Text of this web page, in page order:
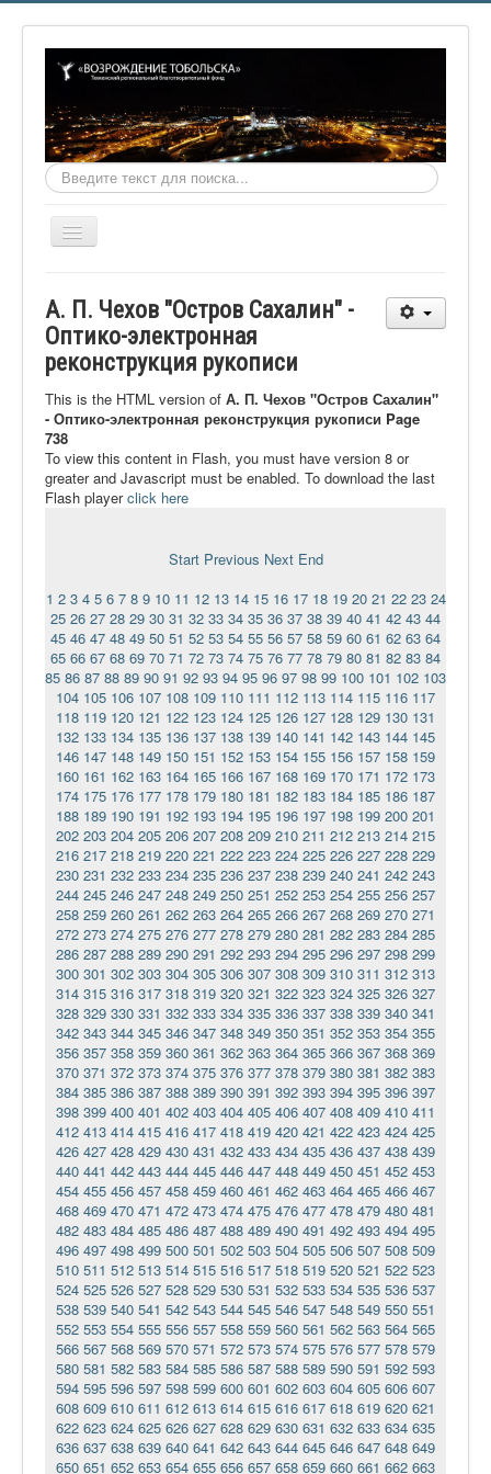
Искать...
Включить/
О фонде
Онлайн библиотека
Видеоматериалы
Контакты
Сайт проекта Достоевский
Ермаковополе.рф
А. П. Чехов "Остров Сахалин" -
Оптико-электронная
реконструкция рукописи
This is the HTML version of А. П. Чехов "Остров Сахалин"
- Оптико-электронная реконструкция рукописи Page
738
To view this content in Flash, you must have version 8 or
greater and Javascript must be enabled. To download the last
Flash playerclick here
Start Previous Next End
1 2 3 4 5 6 7 8 9 10 11 12 13 14 15 16 17 18 19 20 21 22 23 24
25 26 27 28 29 30 31 32 33 34 35 36 37 38 39 40 41 42 43 44
45 46 47 48 49 50 51 52 53 54 55 56 57 58 59 60 61 62 63 64
65 66 67 68 69 70 71 72 73 74 75 76 77 78 79 80 81 82 83 84
85 86 87 88 89 90 91 92 93 94 95 96 97 98 99 100 101 102 103
104 105 106 107 108 109 110 111 112 113 114 115 116 117
118 119 120 121 122 123 124 125 126 127 128 129 130 131
132 133 134 135 136 137 138 139 140 141 142 143 144 145
146 147 148 149 150 151 152 153 154 155 156 157 158 159
160 161 162 163 164 165 166 167 168 169 170 171 172 173
174 175 176 177 178 179 180 181 182 183 184 185 186 187
188 189 190 191 192 193 194 195 196 197 198 199 200 201
202 203 204 205 206 207 208 209 210 211 212 213 214 215
216 217 218 219 220 221 222 223 224 225 226 227 228 229
230 231 232 233 234 235 236 237 238 239 240 241 242 243
244 245 246 247 248 249 250 251 252 253 254 255 256 257
258 259 260 261 262 263 264 265 266 267 268 269 270 271
272 273 274 275 276 277 278 279 280 281 282 283 284 285
286 287 288 289 290 291 292 293 294 295 296 297 298 299
300 301 302 303 304 305 306 307 308 309 310 311 312 313
314 315 316 317 318 319 320 321 322 323 324 325 326 327
328 329 330 331 332 333 334 335 336 337 338 339 340 341
342 343 344 345 346 347 348 349 350 351 352 353 354 355
356 357 358 359 360 361 362 363 364 365 366 367 368 369
370 371 372 373 374 375 376 377 378 379 380 381 382 383
384 385 386 387 388 389 390 391 392 393 394 395 396 397
398 399 400 401 402 403 404 405 406 407 408 409 410 411
412 413 414 415 416 417 418 419 420 421 422 423 424 425
426 427 428 429 430 431 432 433 434 435 436 437 438 439
440 441 442 443 444 445 446 447 448 449 450 451 452 453
454 455 456 457 458 459 460 461 462 463 464 465 466 467
468 469 470 471 472 473 474 475 476 477 478 479 480 481
482 483 484 485 486 487 488 489 490 491 492 493 494 495
496 497 498 499 500 501 502 503 504 505 506 507 508 509
510 511 512 513 514 515 516 517 518 519 520 521 522 523
524 525 526 527 528 529 530 531 532 533 534 535 536 537
538 539 540 541 542 543 544 545 546 547 548 549 550 551
552 553 554 555 556 557 558 559 560 561 562 563 564 565
566 567 568 569 570 571 572 573 574 575 576 577 578 579
580 581 582 583 584 585 586 587 588 589 590 591 592 593
594 595 596 597 598 599 600 601 602 603 604 605 606 607
608 609 610 611 612 613 614 615 616 617 618 619 620 621
622 623 624 625 626 627 628 629 630 631 632 633 634 635
636 637 638 639 640 641 642 643 644 645 646 647 648 649
650 651 652 653 654 655 656 657 658 659 660 661 662 663